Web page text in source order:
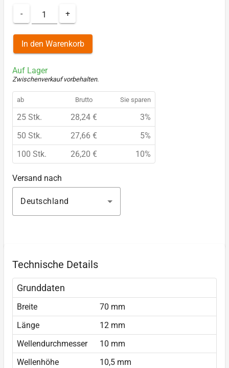
- +
In den Warenkorb
Auf Lager
Zwischenverkauf vorbehalten.
ab Brutto Sie sparen
25 Stk. 28,24 €
3%
50 Stk.
27,66 €
5%
100 Stk.
26,20 € 10%
Versand nach
Deutschland
Technische Details
Grunddaten
Breite
70 mm
Länge
12 mm
Wellendurchmesser
10 mm
Wellenhöhe
10,5 mm